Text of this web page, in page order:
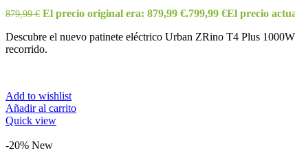
879,99€ El precio original era: 879,99 €.799,99 €El precio
Descubre el nuevo patinete eléctrico Urban ZRino T4 Plus
recorrido.
Add to wishlist
Añadir al carrito
Quick view
-20% New